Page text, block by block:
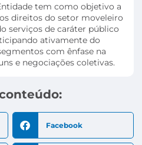
tem como objetivo a
direitos do setor moveleiro
serviços de caráter público
ativamente do
com ênfase na
e negociações coletivas.
Facebook